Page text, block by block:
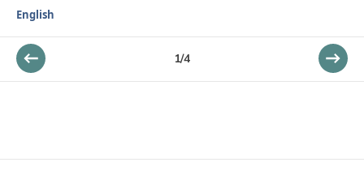
English
1/4